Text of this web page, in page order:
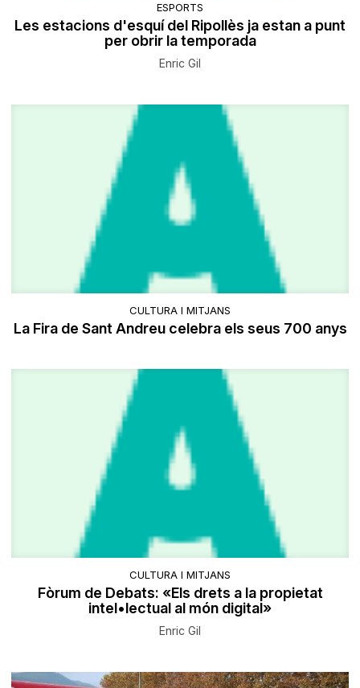
ESPORTS
Les estacions d'esquí del Ripollès ja estan a punt
per obrir la temporada
Enric Gil
CULTURA I MITJANS
La Fira de Sant Andreu celebra els seus 700 anys
CULTURA I MITJANS
Fòrum de Debats: «Els drets a la propietat
intel•lectual al món digital»
Enric Gil